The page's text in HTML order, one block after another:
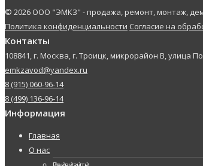
© 2026 ООО "ЭМКЗ" - продажа, ремонт, монтаж,
Политика конфиденциальности Согласие на
Контакты
108841, г. Москва, г. Троицк, микрорайон В, улица
emkzavod@yandex.ru
8 (915) 060-96-14
8 (499) 136-96-14
Информация
Главная
О нас